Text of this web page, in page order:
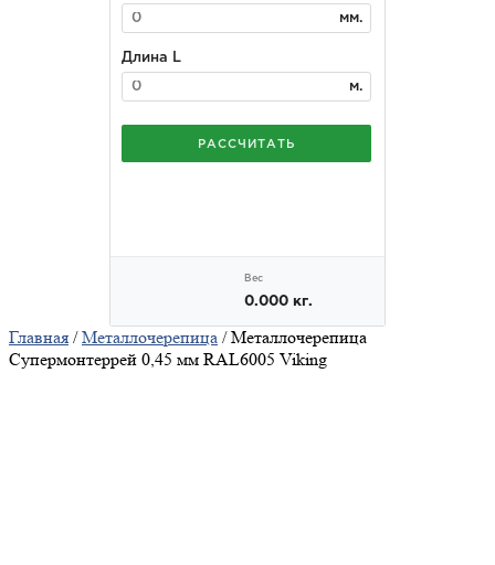
Главная /Металлочерепица / Металлочерепица
Супермонтеррей 0,45 мм RAL6005 Viking